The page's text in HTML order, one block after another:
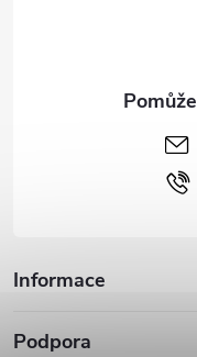
Informace
Podpora